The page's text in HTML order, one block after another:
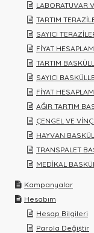
LABORATUVAR
TARTIM
SAYICI
FİYAT
TARTIM
SAYICI
FİYAT
AĞIR TARTIM
ÇENGEL VE
HAYVAN
TRANSPALET
MEDİKAL
Kampanyalar
Hesabım
Hesap Bilgileri
Parola Değiştir